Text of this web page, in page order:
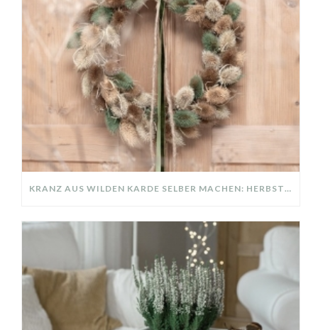
KRANZ AUS WILDEN KARDE SELBER MACHEN: HERBSTDEKO GANZ EINFACH